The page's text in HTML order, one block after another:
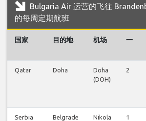
Bulgaria Air 运营的飞往
的每周定期航班
国家 目的地 机场 一
Qatar Doha
Doha
(DOH)
2
Serbia
Belgrade
Nikola
1